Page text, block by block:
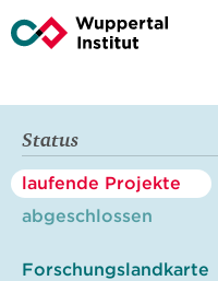
Status
laufende Projekte
abgeschlossen
Forschungslandkarte